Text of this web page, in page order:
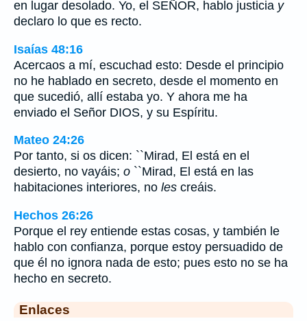
en lugar desolado. Yo, el SEÑOR, hablo justicia y
declaro lo que es recto.
Isaías 48:16
Acercaos a mí, escuchad esto: Desde el principio
no he hablado en secreto, desde el momento en
que sucedió, allí estaba yo. Y ahora me ha
enviado el Señor DIOS, y su Espíritu.
Mateo 24:26
Por tanto, si os dicen: ``Mirad, El está en el
desierto, no vayáis; o ``Mirad, El está en las
habitaciones interiores, no les creáis.
Hechos 26:26
Porque el rey entiende estas cosas, y también le
hablo con confianza, porque estoy persuadido de
que él no ignora nada de esto; pues esto no se ha
hecho en secreto.
Enlaces